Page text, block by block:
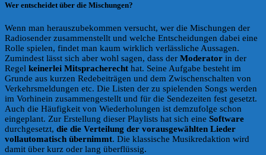
Wer entscheidet über die Mischungen?
Wenn man herauszubekommen versucht, wer die Mischungen der
Radiosender zusammenstellt und welche Entscheidungen dabei eine
Rolle spielen, findet man kaum wirklich verlässliche Aussagen.
Zumindest lässt sich aber wohl sagen, dass der Moderator in der
Regel keinerlei Mitspracherecht hat. Seine Aufgabe besteht im
Grunde aus kurzen Redebeiträgen und dem Zwischenschalten von
Verkehrsmeldungen etc. Die Listen der zu spielenden Songs werden
im Vorhinein zusammengestellt und für die Sendezeiten fest gesetzt.
Auch die Häufigkeit von Wiederholungen ist demzufolge schon
eingeplant. Zur Erstellung dieser Playlists hat sich eine Software
durchgesetzt, die die Verteilung der vorausgewählten Lieder
vollautomatisch übernimmt. Die klassische Musikredaktion wird
damit über kurz oder lang überflüssig.